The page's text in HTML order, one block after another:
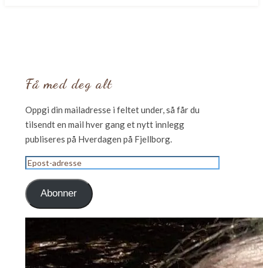
Få med deg alt
Oppgi din mailadresse i feltet under, så får du
tilsendt en mail hver gang et nytt innlegg
publiseres på Hverdagen på Fjellborg.
Epost-
adresse
Abonner